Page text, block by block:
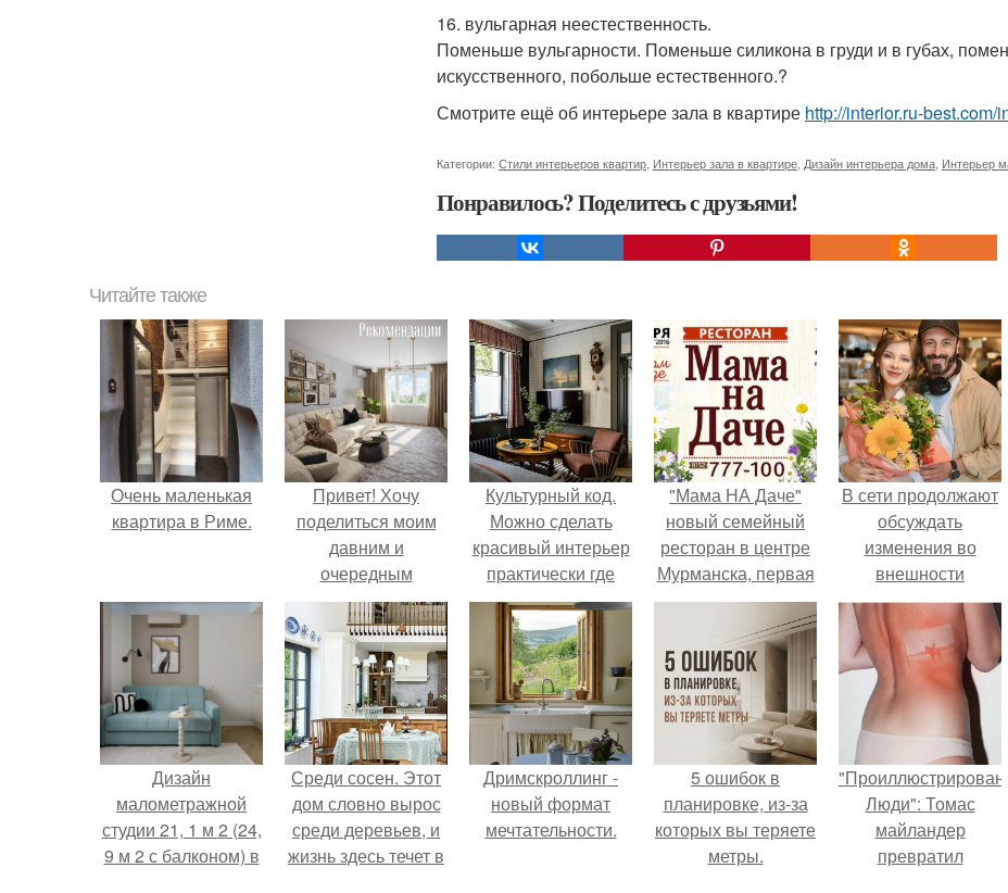
16. вульгарная неестественность.
Поменьше вульгарности. Поменьше силикона в груди и в губах,
искусственного, побольше естественного.?
Смотрите ещё об интерьере зала в квартире http://interior.ru-
Категории: Стили интерьеров квартир Интерьер зала в квартире Дизайн интерьера дома Интерьер
Понравилось? Поделитесь с друзьями!
Читайте также
Очень маленькая
квартира в Риме.
Привет! Хочу
поделиться моим
давним и
очередным
неопубликованным
проектом.
Культурный код.
Можно сделать
красивый интерьер
практически где
угодно.
"Мама НА Даче"
новый семейный
ресторан в центре
Мурманска, первая
уникальная
митерия в городе.
В сети продолжают
обсуждать
изменения во
внешности
актрисы.
Дизайн
малометражной
студии 21, 1 м 2 (24,
9 м 2 с балконом) в
Среди сосен. Этот
дом словно вырос
среди деревьев, и
жизнь здесь течет в
Дримскроллинг -
новый формат
мечтательности.
5 ошибок в
планировке, из-за
которых вы теряете
метры.
Люди": Томас
майландер
превратил